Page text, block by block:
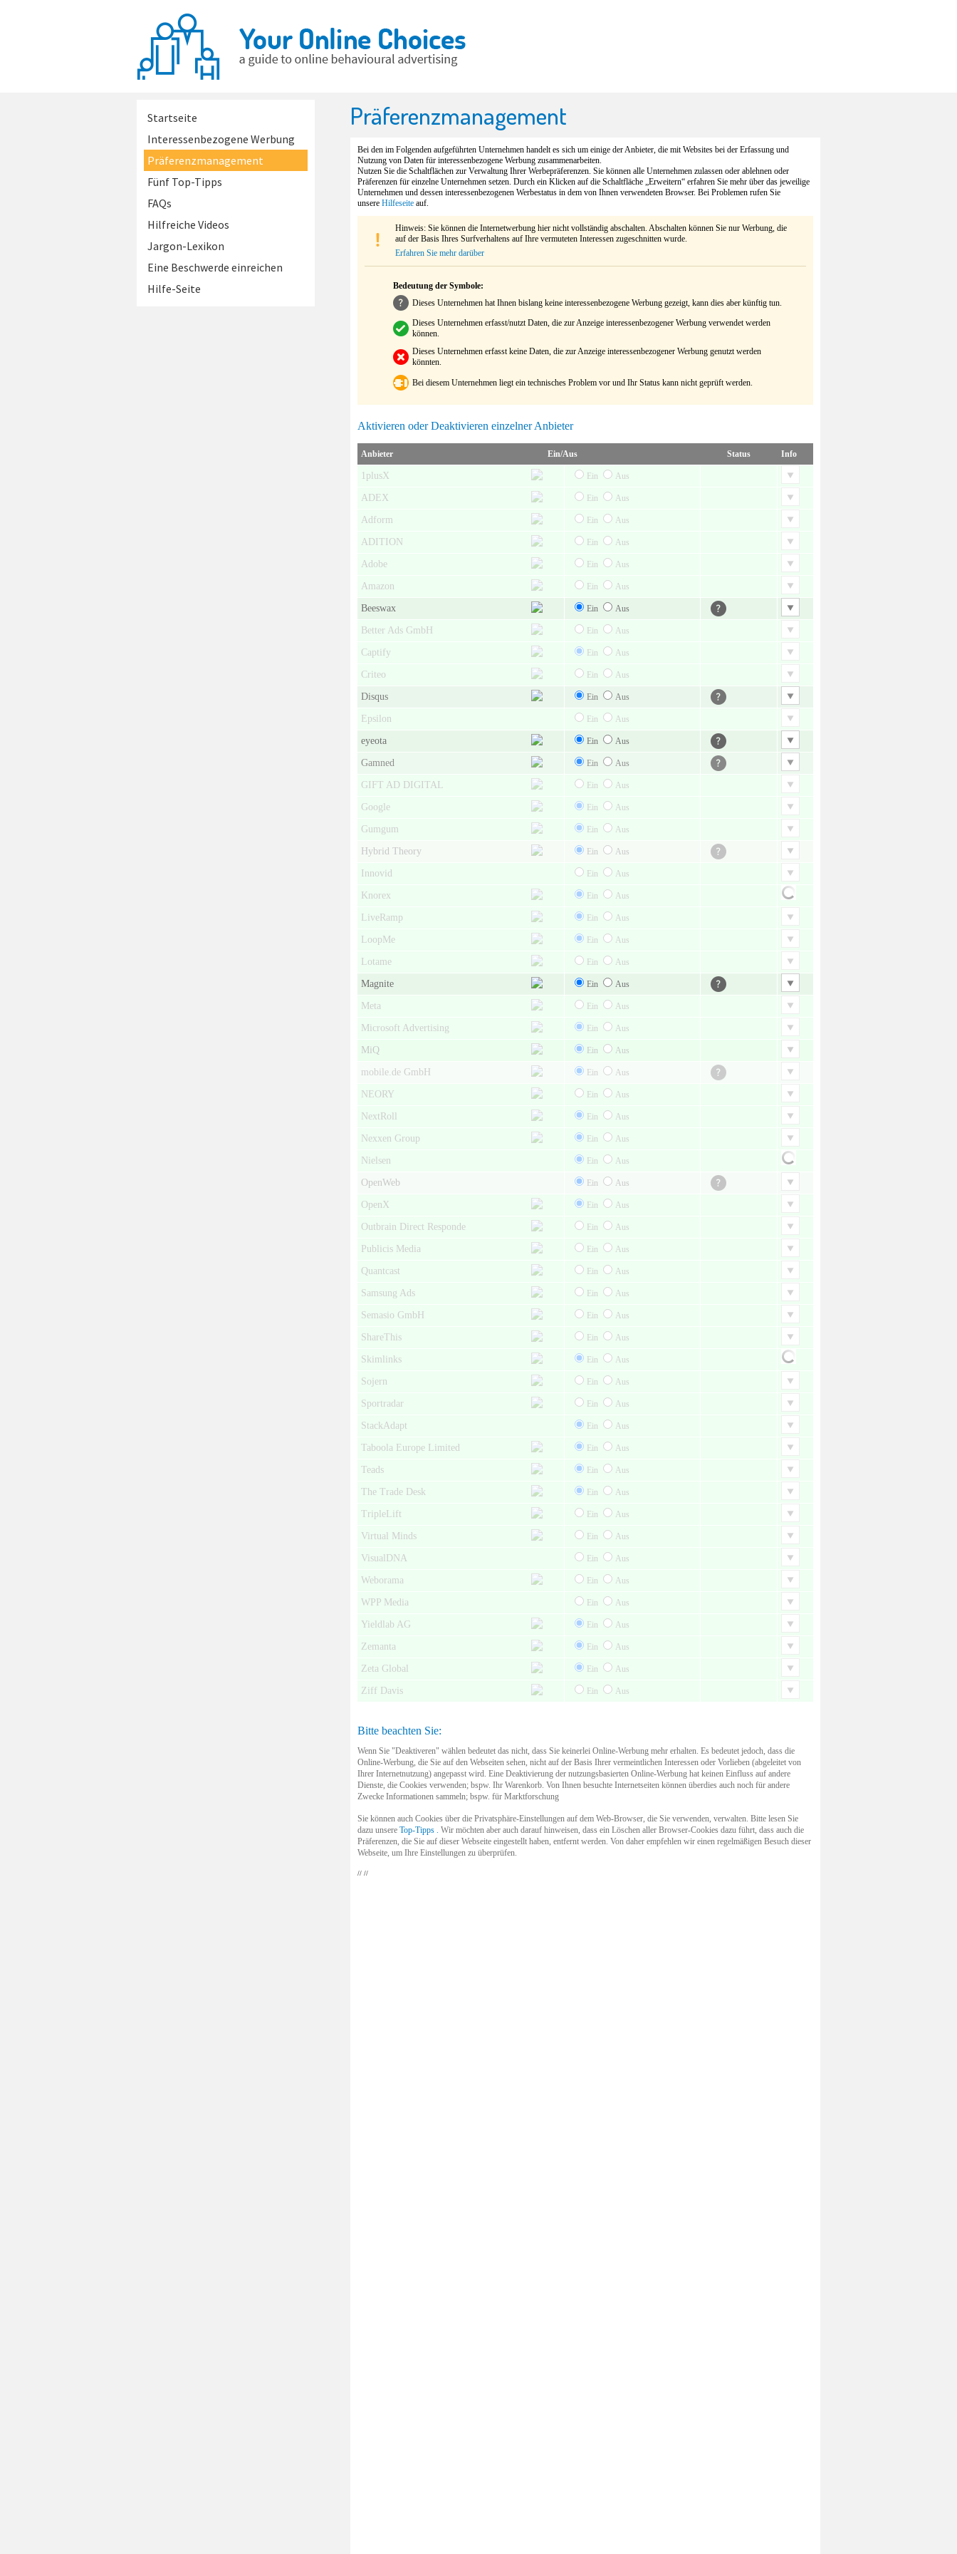
Startseite
Interessenbezogene Werbung
Präferenzmanagement
Fünf Top-Tipps
FAQs
Hilfreiche Videos
Jargon-Lexikon
Eine Beschwerde einreichen
Hilfe-Seite
Präferenzmanagement
Bei den im Folgenden aufgeführten Unternehmen handelt es sich um einige der Anbieter, die mit Websites bei der Erfassung und
Nutzung von Daten für interessenbezogene Werbung zusammenarbeiten.
Nutzen Sie die Schaltflächen zur Verwaltung Ihrer Werbepräferenzen. Sie können alle Unternehmen zulassen oder ablehnen oder
Präferenzen für einzelne Unternehmen setzen. Durch ein Klicken auf die Schaltfläche „Erweitern“ erfahren Sie mehr über das jeweilige
Unternehmen und dessen interessenbezogenen Werbestatus in dem von Ihnen verwendeten Browser. Bei Problemen rufen Sie
unsere Hilfeseite auf.
Hinweis: Sie können die Internetwerbung hier nicht vollständig abschalten. Abschalten können Sie nur Werbung, die
auf der Basis Ihres Surfverhaltens auf Ihre vermuteten Interessen zugeschnitten wurde.
Erfahren Sie mehr darüber
Bedeutung der Symbole:
Dieses Unternehmen hat Ihnen bislang keine interessenbezogene Werbung gezeigt, kann dies aber künftig tun.
Dieses Unternehmen erfasst/nutzt Daten, die zur Anzeige interessenbezogener Werbung verwendet werden
können.
Dieses Unternehmen erfasst keine Daten, die zur Anzeige interessenbezogener Werbung genutzt werden
könnten.
Bei diesem Unternehmen liegt ein technisches Problem vor und Ihr Status kann nicht geprüft werden.